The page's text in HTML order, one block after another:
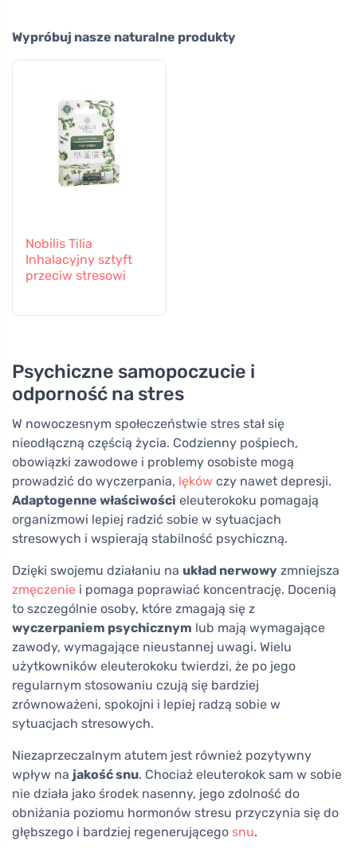
Wypróbuj nasze naturalne produkty
Nobilis Tilia
Inhalacyjny sztyft
przeciw stresowi
Psychiczne samopoczucie i
odporność na stres
W nowoczesnym społeczeństwie stres stał się
nieodłączną częścią życia. Codzienny pośpiech,
obowiązki zawodowe i problemy osobiste mogą
prowadzić do wyczerpania, lęków czy nawet depresji.
Adaptogenne właściwości eleuterokoku pomagają
organizmowi lepiej radzić sobie w sytuacjach
stresowych i wspierają stabilność psychiczną.
Dzięki swojemu działaniu na układ nerwowy zmniejsza
zmęczenie i pomaga poprawiać koncentrację. Docenią
to szczególnie osoby, które zmagają się z
wyczerpaniem psychicznym lub mają wymagające
zawody, wymagające nieustannej uwagi. Wielu
użytkowników eleuterokoku twierdzi, że po jego
regularnym stosowaniu czują się bardziej
zrównoważeni, spokojni i lepiej radzą sobie w
sytuacjach stresowych.
Niezaprzeczalnym atutem jest również pozytywny
wpływ na jakość snu. Chociaż eleuterokok sam w sobie
nie działa jako środek nasenny, jego zdolność do
obniżania poziomu hormonów stresu przyczynia się do
głębszego i bardziej regenerującego snu.